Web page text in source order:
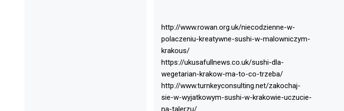
http://www.rowan.org.uk/niecodzienne-w-
polaczeniu-kreatywne-sushi-w-malowniczym-
krakous/
https://ukusafullnews.co.uk/sushi-dla-
wegetarian-krakow-ma-to-co-trzeba/
http://www.turnkeyconsulting.net/zakochaj-
sie-w-wyjatkowym-sushi-w-krakowie-uczucie-
na-talerzu/